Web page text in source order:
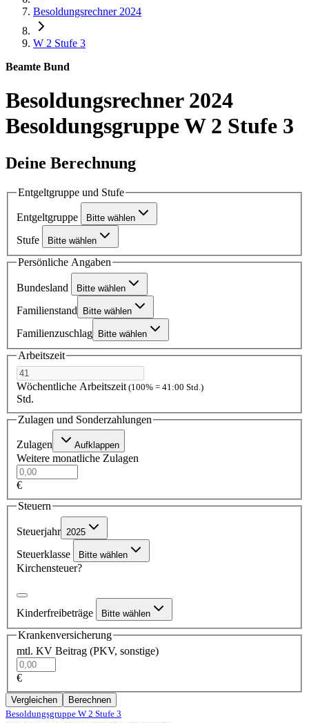
Besoldungsrechner 2024
W 2 Stufe 3
Beamte Bund
Besoldungsrechner 2024
Besoldungsgruppe W 2 Stufe 3
Deine Berechnung
Entgeltgruppe und Stufe
Entgeltgruppe Bitte wählen
Stufe Bitte wählen
Persönliche Angaben
Bundesland Bitte wählen
Familienstand Bitte wählen
Familienzuschlag Bitte wählen
Arbeitszeit
Wöchentliche Arbeitszeit (100% = 41:00 Std.)
Std.
Zulagen und Sonderzahlungen
Zulagen Aufklappen
Weitere monatliche Zulagen
€
Steuern
Steuerjahr 2025
Steuerklasse Bitte wählen
Kirchensteuer?
Kinderfreibeträge Bitte wählen
Krankenversicherung
mtl. KV Beitrag (PKV, sonstige)
€
Vergleichen
Berechnen
Besoldungsgruppe W 2 Stufe 3